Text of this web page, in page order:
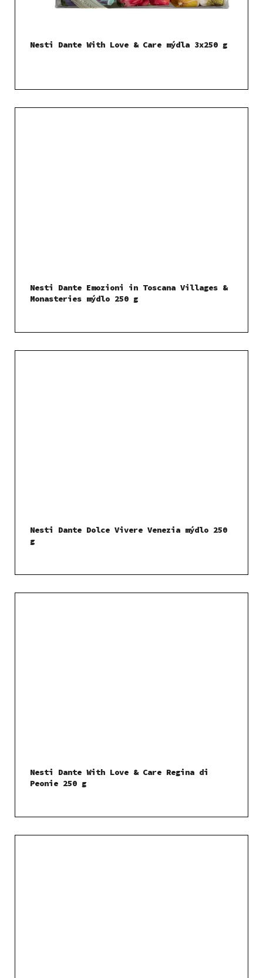
Nesti Dante With Love & Care mýdla 3x250 g
Nesti Dante Emozioni in Toscana Villages &
Monasteries mýdlo 250 g
Nesti Dante Dolce Vivere Venezia mýdlo 250
g
Nesti Dante With Love & Care Regina di
Peonie 250 g